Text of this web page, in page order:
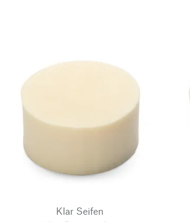
Klar Seifen